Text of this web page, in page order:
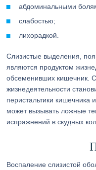
абдоминальными
слабостью;
лихорадкой.
Слизистые выделения,
являются продуктом
обсеменивших кишечник.
жизнедеятельности
перистальтики кишечника
может вызывать ложные
испражнений в скудных
Воспаление слизистой